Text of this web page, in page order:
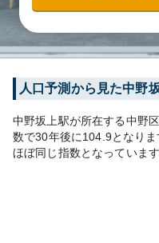
人口予測から見た中野
中野坂上駅が所在する中野区
数で30年後に104.9となりま
ほぼ同じ指数となっています